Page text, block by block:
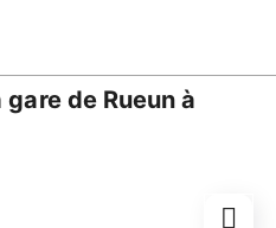
de Rueun à